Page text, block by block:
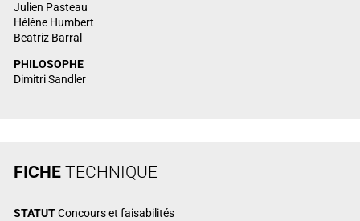
Julien Pasteau
Hélène Humbert
Beatriz Barral
PHILOSOPHE
Dimitri Sandler
FICHETECHNIQUE
STATUTConcours et faisabilités